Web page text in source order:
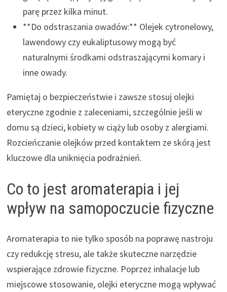
parę przez kilka minut.
**Do odstraszania owadów:** Olejek cytronelowy,
lawendowy czy eukaliptusowy mogą być
naturalnymi środkami odstraszającymi komary i
inne owady.
Pamiętaj o bezpieczeństwie i zawsze stosuj olejki
eteryczne zgodnie z zaleceniami, szczególnie jeśli w
domu są dzieci, kobiety w ciąży lub osoby z alergiami.
Rozcieńczanie olejków przed kontaktem ze skórą jest
kluczowe dla uniknięcia podrażnień.
Co to jest aromaterapia i jej
wpływ na samopoczucie fizyczne
Aromaterapia to nie tylko sposób na poprawę nastroju
czy redukcję stresu, ale także skuteczne narzędzie
wspierające zdrowie fizyczne. Poprzez inhalacje lub
miejscowe stosowanie, olejki eteryczne mogą wpływać